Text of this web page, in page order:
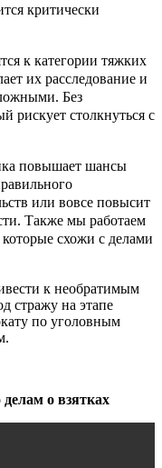
критически
к категории тяжких
их расследование и
Без
рискует столкнуться с
повышает шансы
или вовсе повысит
Также мы работаем
схожи с делами
к необратимым
стражу на этапе
по уголовным
о взятках